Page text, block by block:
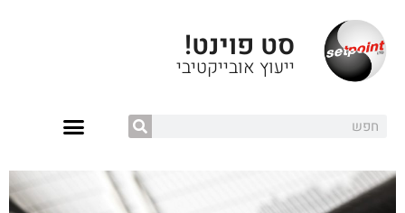
סט פוינט!
ייעוץ אובייקטיבי